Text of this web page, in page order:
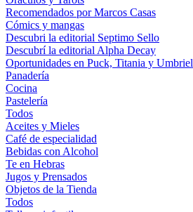
Recomendados por Marcos Casas
Cómics y mangas
Descubri la editorial Septimo Sello
Descubrí la editorial Alpha Decay
Oportunidades en Puck, Titania y Umbriel
Panadería
Cocina
Pastelería
Todos
Aceites y Mieles
Café de especialidad
Bebidas con Alcohol
Te en Hebras
Jugos y Prensados
Objetos de la Tienda
Todos